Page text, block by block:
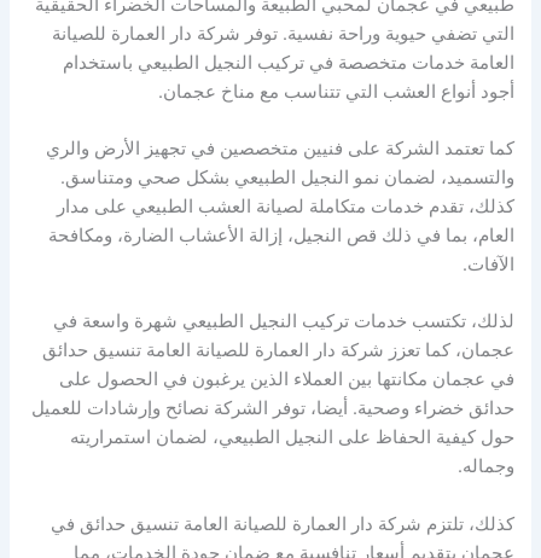
طبيعي في عجمان لمحبي الطبيعة والمساحات الخضراء الحقيقية
التي تضفي حيوية وراحة نفسية. توفر شركة دار العمارة للصيانة
العامة خدمات متخصصة في تركيب النجيل الطبيعي باستخدام
أجود أنواع العشب التي تتناسب مع مناخ عجمان.
كما تعتمد الشركة على فنيين متخصصين في تجهيز الأرض والري
والتسميد، لضمان نمو النجيل الطبيعي بشكل صحي ومتناسق.
كذلك، تقدم خدمات متكاملة لصيانة العشب الطبيعي على مدار
العام، بما في ذلك قص النجيل، إزالة الأعشاب الضارة، ومكافحة
الآفات.
لذلك، تكتسب خدمات تركيب النجيل الطبيعي شهرة واسعة في
عجمان، كما تعزز شركة دار العمارة للصيانة العامة تنسيق حدائق
في عجمان مكانتها بين العملاء الذين يرغبون في الحصول على
حدائق خضراء وصحية. أيضا، توفر الشركة نصائح وإرشادات للعميل
حول كيفية الحفاظ على النجيل الطبيعي، لضمان استمراريته
وجماله.
كذلك، تلتزم شركة دار العمارة للصيانة العامة تنسيق حدائق في
عجمان بتقديم أسعار تنافسية مع ضمان جودة الخدمات، مما